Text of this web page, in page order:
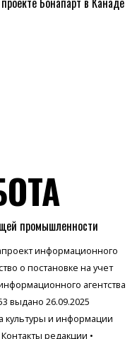
промышленности
информационного
о постановке на учет
агентства
выдано 26.09.2025
культуры и информации
Контакты редакции •